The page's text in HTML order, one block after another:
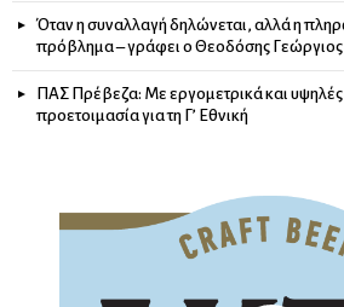
Όταν η συναλλαγή δηλώνεται, αλλά η
πρόβλημα – γράφει ο Θεοδόσης Γεώργιος
ΠΑΣ Πρέβεζα: Με εργομετρικά και υψηλές
προετοιμασία για τη Γ’ Εθνική